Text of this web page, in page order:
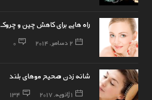
راه هایی برای کاهش چین و
2 دسامبر, 2014 0
شانه زدن صحیح موهای بلند
1 ژانویه, 2017 134